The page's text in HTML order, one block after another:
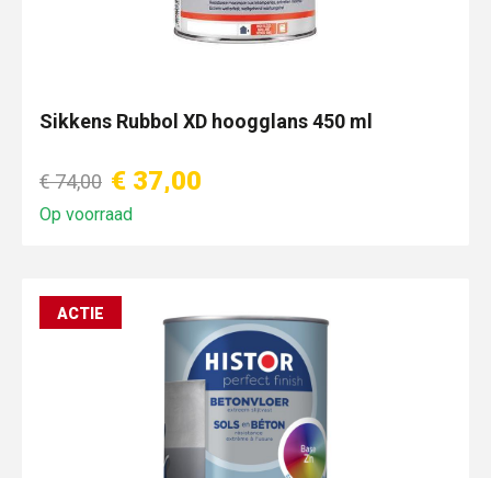
Sikkens Rubbol XD hoogglans 450 ml
€ 74,00 € 37,00
Op voorraad
ACTIE